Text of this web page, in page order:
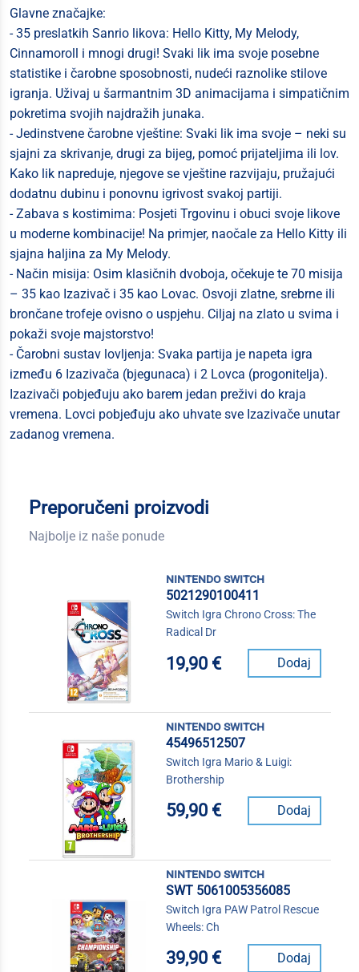
Glavne značajke:
- 35 preslatkih Sanrio likova: Hello Kitty, My Melody,
Cinnamoroll i mnogi drugi! Svaki lik ima svoje posebne
statistike i čarobne sposobnosti, nudeći raznolike stilove
igranja. Uživaj u šarmantnim 3D animacijama i simpatičnim
pokretima svojih najdražih junaka.
- Jedinstvene čarobne vještine: Svaki lik ima svoje – neki su
sjajni za skrivanje, drugi za bijeg, pomoć prijateljima ili lov.
Kako lik napreduje, njegove se vještine razvijaju, pružajući
dodatnu dubinu i ponovnu igrivost svakoj partiji.
- Zabava s kostimima: Posjeti Trgovinu i obuci svoje likove
u moderne kombinacije! Na primjer, naočale za Hello Kitty ili
sjajna haljina za My Melody.
- Način misija: Osim klasičnih dvoboja, očekuje te 70 misija
– 35 kao Izazivač i 35 kao Lovac. Osvoji zlatne, srebrne ili
brončane trofeje ovisno o uspjehu. Ciljaj na zlato u svima i
pokaži svoje majstorstvo!
- Čarobni sustav lovljenja: Svaka partija je napeta igra
između 6 Izazivača (bjegunaca) i 2 Lovca (progonitelja).
Izazivači pobjeđuju ako barem jedan preživi do kraja
vremena. Lovci pobjeđuju ako uhvate sve Izazivače unutar
zadanog vremena.
Preporučeni proizvodi
Najbolje iz naše ponude
nintendo switch
5021290100411
Switch Igra Chrono Cross: The
Radical Dr
19,90 € Dodaj
nintendo switch
45496512507
Switch Igra Mario & Luigi:
Brothership
59,90 € Dodaj
nintendo switch
SWT 5061005356085
Switch Igra PAW Patrol Rescue
Wheels: Ch
39,90 € Dodaj